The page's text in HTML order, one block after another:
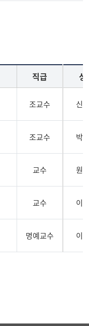
직급 성
조교수 신
조교수 박
교수 원
교수 이
명예교수 이